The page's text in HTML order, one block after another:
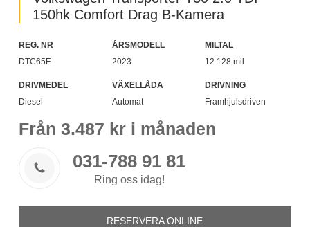
150hk Comfort Drag B-Kamera
REG. NR
DTC65F
ÅRSMODELL
2023
MILTAL
12 128 mil
DRIVMEDEL
Diesel
VÄXELLÅDA
Automat
DRIVNING
Framhjulsdriven
Från 3.487 kr i månaden
 031-788 91 81
Ring oss idag!
RESERVERA ONLINE